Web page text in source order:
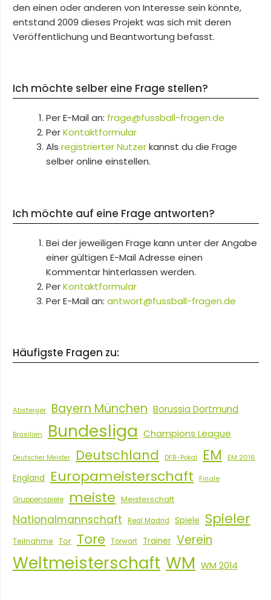
den einen oder anderen von Interesse sein könnte,
entstand 2009 dieses Projekt was sich mit deren
Veröffentlichung und Beantwortung befasst.
Ich möchte selber eine Frage stellen?
Per E-Mail an: frage@fussball-fragen.de
PerKontaktformular
Als registrierter Nutzerkannst du die Frage
selber online einstellen.
Ich möchte auf eine Frage antworten?
Bei der jeweiligen Frage kann unter der Angabe
einer gültigen E-Mail Adresse einen
Kommentar hinterlassen werden.
PerKontaktformular
Per E-Mail an: antwort@fussball-fragen.de
Häufigste Fragen zu:
Absteiger Bayern München Borussia Dortmund
Brasilien Bundesliga Champions League
Deutscher Meister Deutschland DFB-Pokal EM EM 2016
England Europameisterschaft Finale
Gruppenspiele meiste Meisterschaft
Nationalmannschaft Real Madrid Spiele Spieler
Teilnahme Tor Tore Torwart Trainer Verein
Weltmeisterschaft WM WM 2014